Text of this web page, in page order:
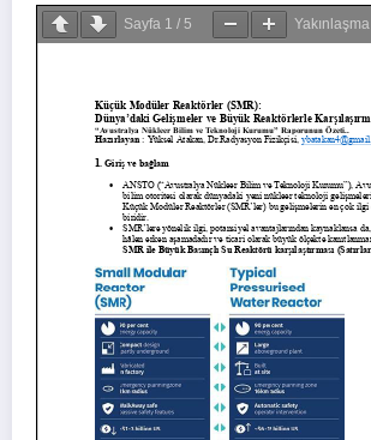
Sayfa 1 / 5 Yakınlaşma